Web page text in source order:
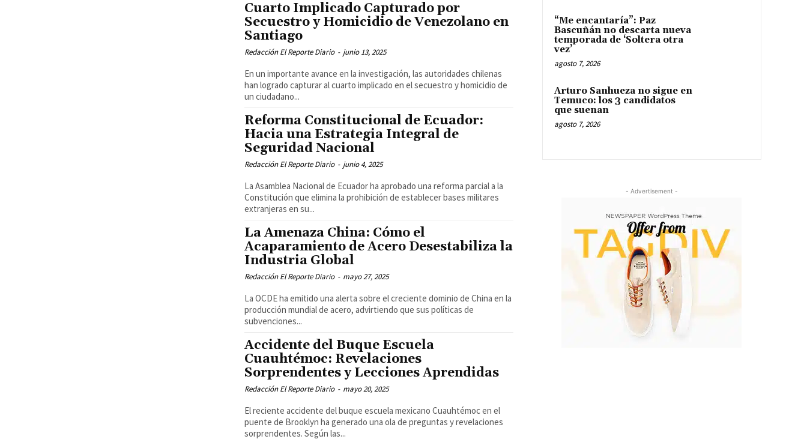
Cuarto Implicado Capturado por
Secuestro y Homicidio de Venezolano en
Santiago
Redacción El Reporte Diario - junio 13, 2025
En un importante avance en la investigación, las autoridades chilenas
han logrado capturar al cuarto implicado en el secuestro y homicidio de
un ciudadano...
Reforma Constitucional de Ecuador:
Hacia una Estrategia Integral de
Seguridad Nacional
Redacción El Reporte Diario - junio 4, 2025
La Asamblea Nacional de Ecuador ha aprobado una reforma parcial a la
Constitución que elimina la prohibición de establecer bases militares
extranjeras en su...
La Amenaza China: Cómo el
Acaparamiento de Acero Desestabiliza la
Industria Global
Redacción El Reporte Diario - mayo 27, 2025
La OCDE ha emitido una alerta sobre el creciente dominio de China en la
producción mundial de acero, advirtiendo que sus políticas de
subvenciones...
Accidente del Buque Escuela
Cuauhtémoc: Revelaciones
Sorprendentes y Lecciones Aprendidas
Redacción El Reporte Diario - mayo 20, 2025
El reciente accidente del buque escuela mexicano Cuauhtémoc en el
puente de Brooklyn ha generado una ola de preguntas y revelaciones
sorprendentes. Según las...
“Me encantaría”: Paz
Bascuñán no descarta nueva
temporada de ‘Soltera otra
vez’
agosto 7, 2026
Arturo Sanhueza no sigue en
Temuco: los 3 candidatos
que suenan
agosto 7, 2026
- Advertisement -